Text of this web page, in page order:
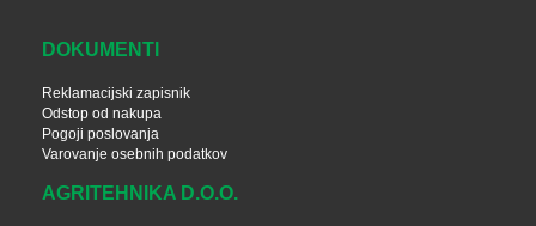
DOKUMENTI
Reklamacijski zapisnik
Odstop od nakupa
Pogoji poslovanja
Varovanje osebnih podatkov
AGRITEHNIKA D.O.O.